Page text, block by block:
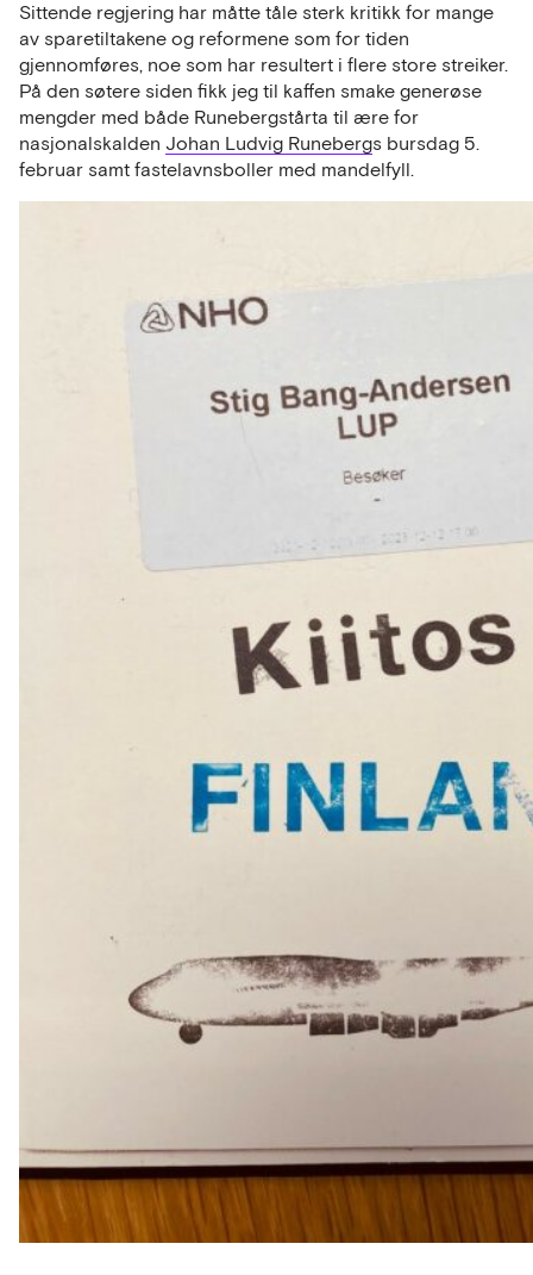
Sittende regjering har måtte tåle sterk kritikk for mange
av sparetiltakene og reformene som for tiden
gjennomføres, noe som har resultert i flere store streiker.
På den søtere siden fikk jeg til kaffen smake generøse
mengder med både Runebergstårta til ære for
nasjonalskalden Johan Ludvig Runebergs bursdag 5.
februar samt fastelavnsboller med mandelfyll.